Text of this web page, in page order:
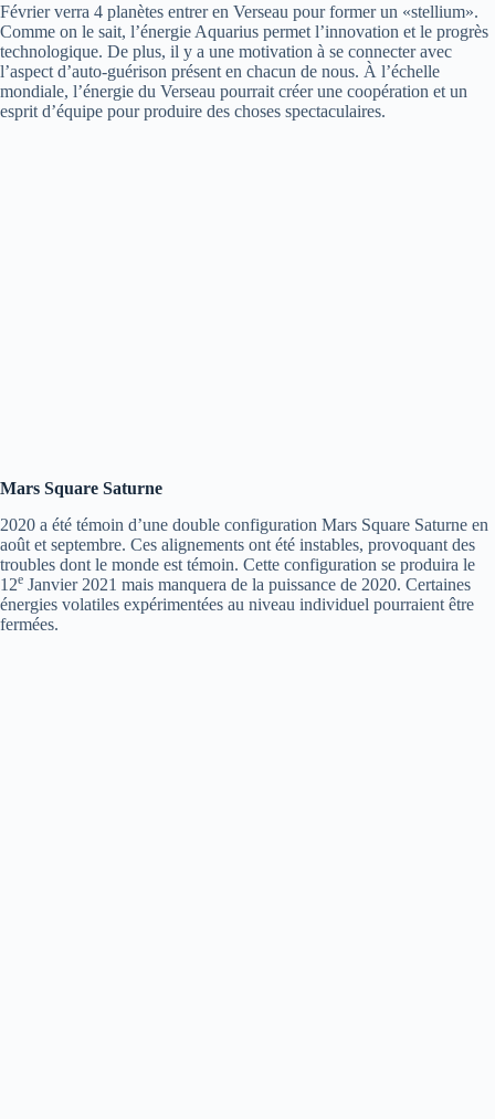
Février verra 4 planètes entrer en Verseau pour former un «stellium».
Comme on le sait, l’énergie Aquarius permet l’innovation et le progrès
technologique. De plus, il y a une motivation à se connecter avec
l’aspect d’auto-guérison présent en chacun de nous. À l’échelle
mondiale, l’énergie du Verseau pourrait créer une coopération et un
esprit d’équipe pour produire des choses spectaculaires.
Mars Square Saturne
2020 a été témoin d’une double configuration Mars Square Saturne en
août et septembre. Ces alignements ont été instables, provoquant des
troubles dont le monde est témoin. Cette configuration se produira le
12e Janvier 2021 mais manquera de la puissance de 2020. Certaines
énergies volatiles expérimentées au niveau individuel pourraient être
fermées.